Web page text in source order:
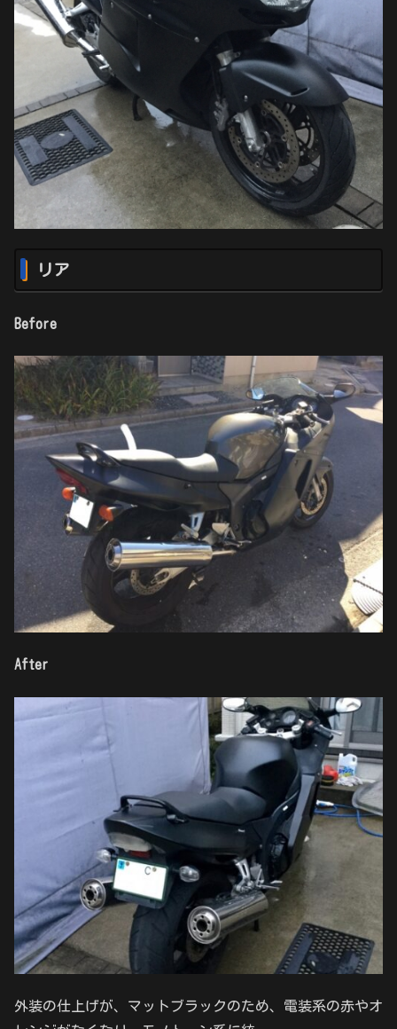
リア
Before
After
外装の仕上げが、マットブラックのため、電装系の赤やオ